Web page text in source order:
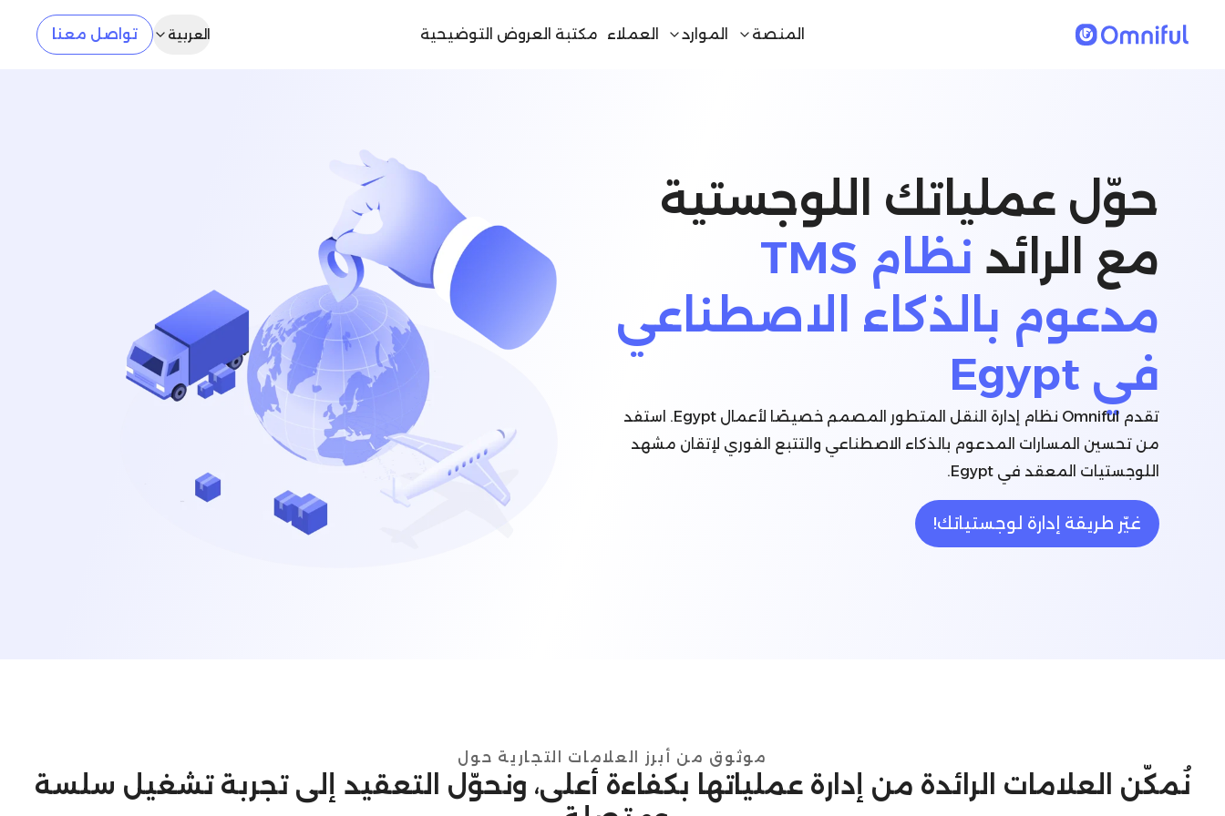
المنصة الموارد العملاء مكتبة العروض التوضيحية العربية تواصل معنا
حوّل عملياتك اللوجستية
مع الرائد
نظام TMS
مدعوم بالذكاء الاصطناعي
في Egypt
تقدم Omniful نظام إدارة النقل المتطور المصمم خصيصًا لأعمال Egypt. استفد
من تحسين المسارات المدعوم بالذكاء الاصطناعي والتتبع الفوري لإتقان مشهد
اللوجستيات المعقد في Egypt.
غيّر طريقة إدارة لوجستياتك!
موثوق من أبرز العلامات التجارية حول
نُمكّن العلامات الرائدة من إدارة عملياتها بكفاءة أعلى، ونحوّل التعقيد إلى تجربة تشغيل سلسة